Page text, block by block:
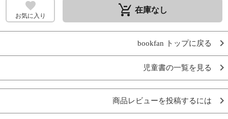
お気に入り remove_shopping_cart 在庫なし
bookfan トップに戻る
児童書の一覧を見る
商品レビューを投稿するには